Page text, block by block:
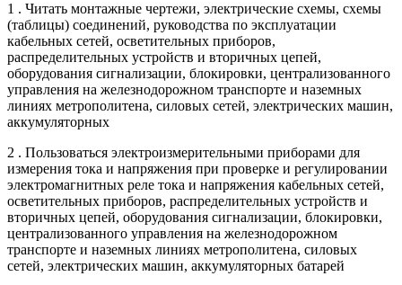
1 . Читать монтажные чертежи, электрические схемы, схемы
(таблицы) соединений, руководства по эксплуатации
кабельных сетей, осветительных приборов,
распределительных устройств и вторичных цепей,
оборудования сигнализации, блокировки, централизованного
управления на железнодорожном транспорте и наземных
линиях метрополитена, силовых сетей, электрических машин,
аккумуляторных
2 . Пользоваться электроизмерительными приборами для
измерения тока и напряжения при проверке и регулировании
электромагнитных реле тока и напряжения кабельных сетей,
осветительных приборов, распределительных устройств и
вторичных цепей, оборудования сигнализации, блокировки,
централизованного управления на железнодорожном
транспорте и наземных линиях метрополитена, силовых
сетей, электрических машин, аккумуляторных батарей